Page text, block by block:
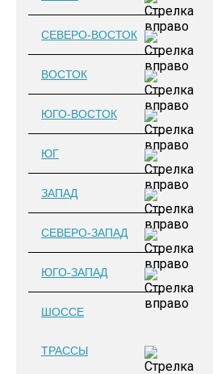
СЕВЕРО-ВОСТОК
ВОСТОК
ЮГО-ВОСТОК
ЮГ
ЗАПАД
СЕВЕРО-ЗАПАД
ЮГО-ЗАПАД
ШОССЕ
ТРАССЫ